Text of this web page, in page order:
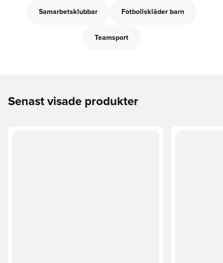
Samarbetsklubbar Fotbollskläder barn
Teamsport
Senast visade produkter